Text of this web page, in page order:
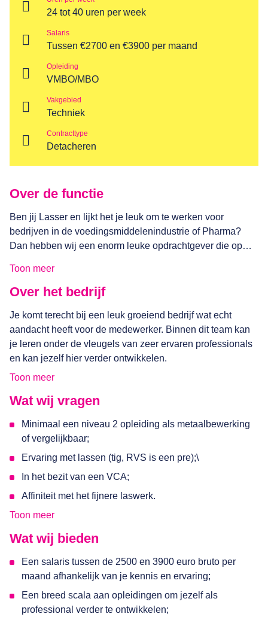
24 tot 40 uren per week
Salaris
Tussen €2700 en €3900 per maand
Opleiding
VMBO/MBO
Vakgebied
Techniek
Contracttype
Detacheren
Over de functie
Ben jij Lasser en lijkt het je leuk om te werken voor
bedrijven in de voedingsmiddelenindustrie of Pharma?
Dan hebben wij een enorm leuke opdrachtgever die op
ontwerpt, bouwt en onderhoudt voor toonaangevende
bedrijven in de voedingsmiddelenindustrie en pharma
lassen van leidingwerk in procesinstallaties. Heb je deze
ervaring niet maar spreekt dit je wel echt ben je meer dan
welkom om te solliciteren.
Toon meer
Over het bedrijf
Je komt terecht bij een leuk groeiend bedrijf wat echt
aandacht heeft voor de medewerker. Binnen dit team kan
je leren onder de vleugels van zeer ervaren professionals
en kan jezelf hier verder ontwikkelen.
Toon meer
Wat wij vragen
Minimaal een niveau 2 opleiding als metaalbewerking
of vergelijkbaar;
Ervaring met lassen (tig, RVS is een pre);\
In het bezit van een VCA;
Affiniteit met het fijnere laswerk.
Toon meer
Wat wij bieden
Een salaris tussen de 2500 en 3900 euro bruto per
maand afhankelijk van je kennis en ervaring;
Een breed scala aan opleidingen om jezelf als
professional verder te ontwikkelen;